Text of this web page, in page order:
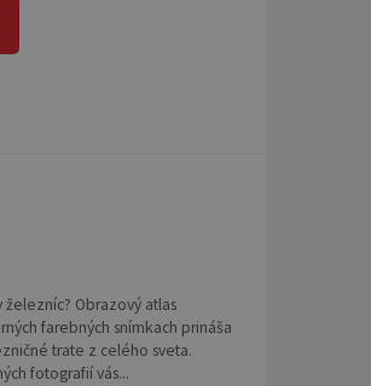
Obrazový atlas
farebných snímkach prináša
trate z celého sveta.
fotografií vás...